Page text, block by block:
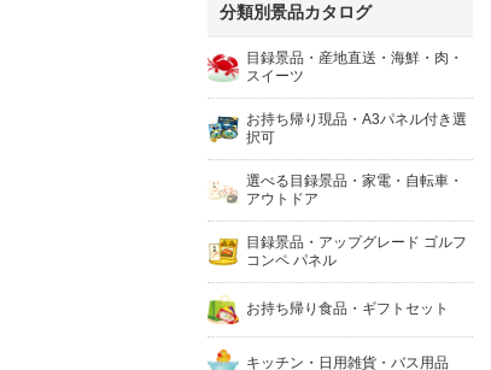
分類別景品カタログ
目録景品・産地直送・海鮮・肉・
スイーツ
お持ち帰り現品・A3パネル付き選
択可
選べる目録景品・家電・自転車・
アウトドア
目録景品・アップグレード ゴルフ
コンペ パネル
お持ち帰り食品・ギフトセット
キッチン・日用雑貨・バス用品